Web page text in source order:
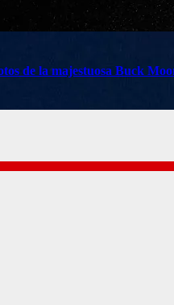
de la majestuosa Buck